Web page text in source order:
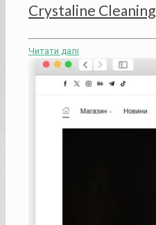
Crystaline Cleaning
Читати далі